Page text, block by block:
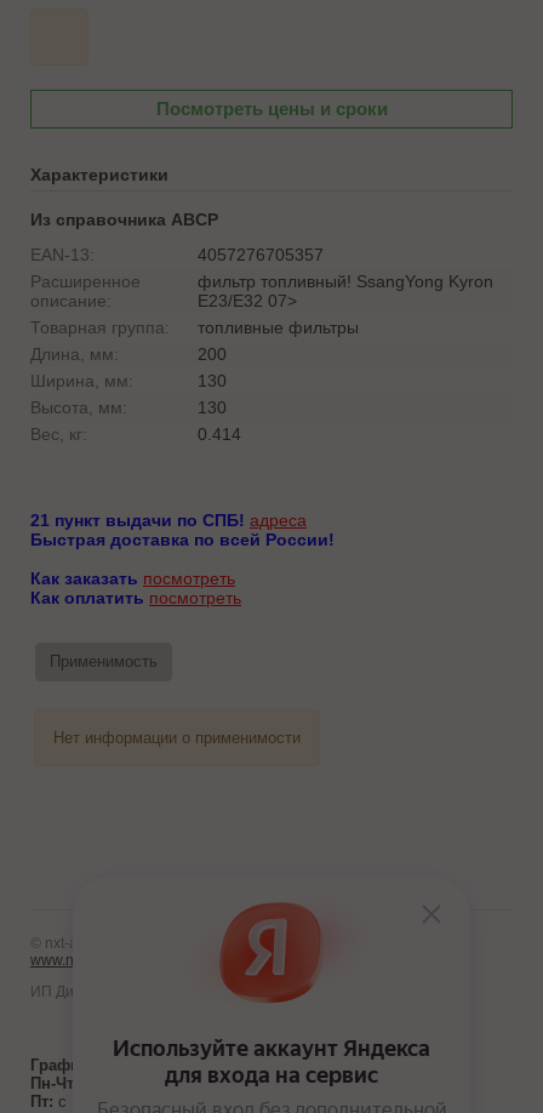
Посмотреть цены и сроки
Характеристики
Из справочника ABCP
EAN-13:
4057276705357
Расширенное
описание:
фильтр топливный! SsangYong Kyron
E23/E32 07>
Товарная группа:
топливные фильтры
Длина, мм:
200
Ширина, мм:
130
Высота, мм:
130
Вес, кг:
0.414
21 пункт выдачи по СПБ! адреса
Быстрая доставка по всей России!
Как заказать посмотреть
Как оплатить посмотреть
Применимость
Нет информации о применимости
© nxt-avto.ru 2012 - 2026
www.nxt-avto.ru
ИП Диланчян Т.Л.
График работы:
Пн-Чт:
с 10:00 до 19:00
Пт: с 10:00 до 18:00